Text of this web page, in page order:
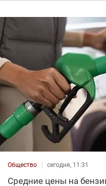
Общество сегодня, 11:31
Средние цены на